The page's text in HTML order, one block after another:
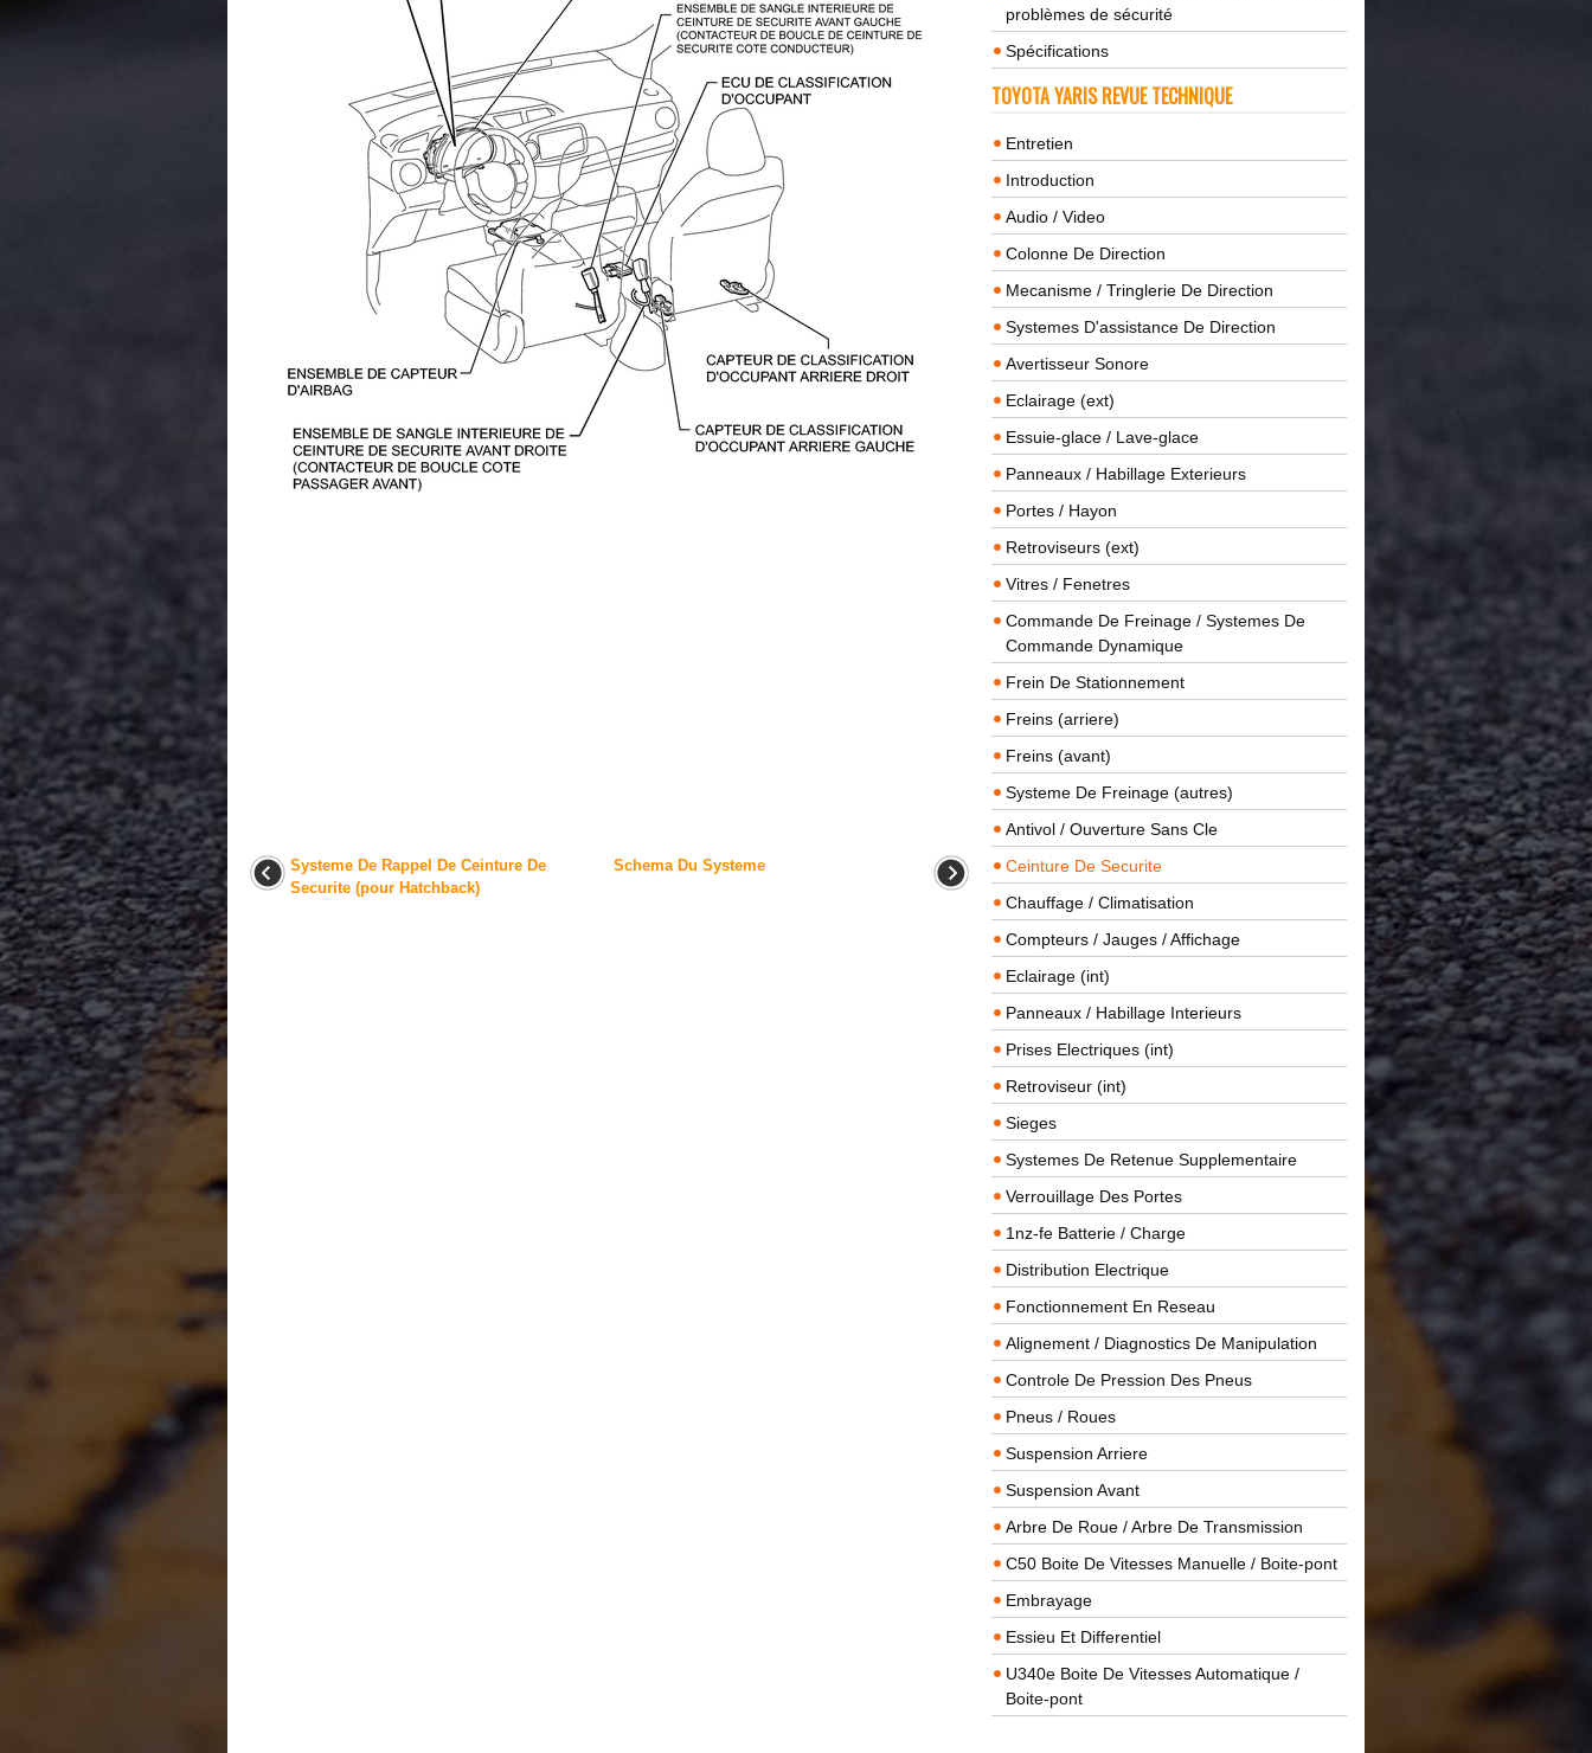
Systeme De Rappel De Ceinture De
Securite (pour Hatchback)
Schema Du Systeme
problèmes de sécurité
Spécifications
TOYOTA YARIS REVUE TECHNIQUE
Entretien
Introduction
Audio / Video
Colonne De Direction
Mecanisme / Tringlerie De Direction
Systemes D'assistance De Direction
Avertisseur Sonore
Eclairage (ext)
Essuie-glace / Lave-glace
Panneaux / Habillage Exterieurs
Portes / Hayon
Retroviseurs (ext)
Vitres / Fenetres
Commande De Freinage / Systemes De
Commande Dynamique
Frein De Stationnement
Freins (arriere)
Freins (avant)
Systeme De Freinage (autres)
Antivol / Ouverture Sans Cle
Ceinture De Securite
Chauffage / Climatisation
Compteurs / Jauges / Affichage
Eclairage (int)
Panneaux / Habillage Interieurs
Prises Electriques (int)
Retroviseur (int)
Sieges
Systemes De Retenue Supplementaire
Verrouillage Des Portes
1nz-fe Batterie / Charge
Distribution Electrique
Fonctionnement En Reseau
Alignement / Diagnostics De Manipulation
Controle De Pression Des Pneus
Pneus / Roues
Suspension Arriere
Suspension Avant
Arbre De Roue / Arbre De Transmission
C50 Boite De Vitesses Manuelle / Boite-pont
Embrayage
Essieu Et Differentiel
U340e Boite De Vitesses Automatique /
Boite-pont